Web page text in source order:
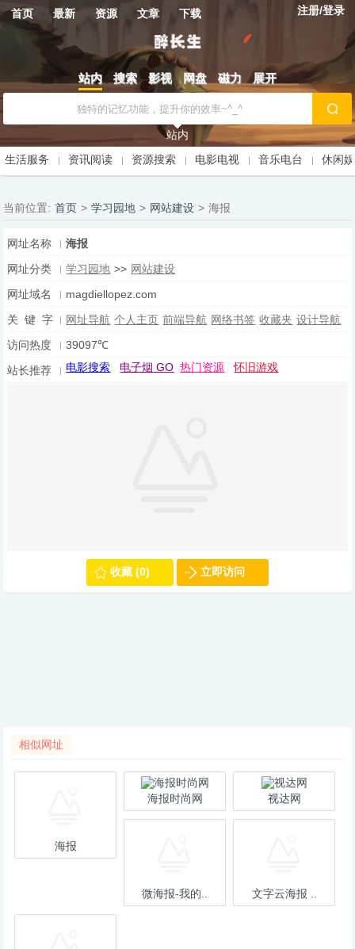
首页 最新 资源 文章 下载 注册/登录
站内 搜索 影视 网盘 磁力 展开
站内
生活服务
资讯阅读 资源搜索 电影电视 音乐电台 休闲
当前位置: 首页 > 学习园地 > 网站建设 > 海报
网址名称
海报
网址分类
学习园地 >> 网站建设
网址域名
magdiellopez.com
关 键 字
网址导航 个人主页 前端导航 网络书签 收藏夹 设计导航
访问热度
39097℃
站长推荐
电影搜索 电子烟 GO 热门资源 怀旧游戏
收藏 (0) 立即访问
相似网址
海报
海报时尚网 视达网
微海报-我的.. 文字云海报 ..